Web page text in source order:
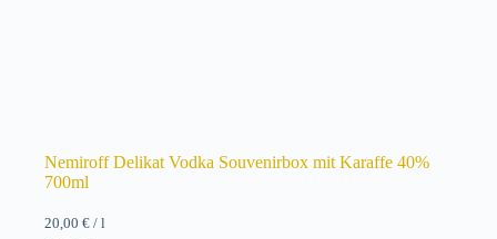
Nemiroff Delikat Vodka Souvenirbox mit Karaffe 40%
700ml
20,00 € / l